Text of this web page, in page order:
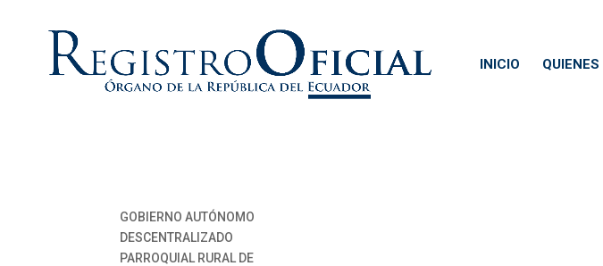
INICIO
GOBIERNO AUTÓNOMO
DESCENTRALIZADO
PARROQUIAL RURAL DE